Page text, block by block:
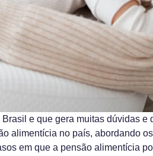
e que gera muitas dúvidas e
alimentícia no país, abordando
em que a pensão alimentícia